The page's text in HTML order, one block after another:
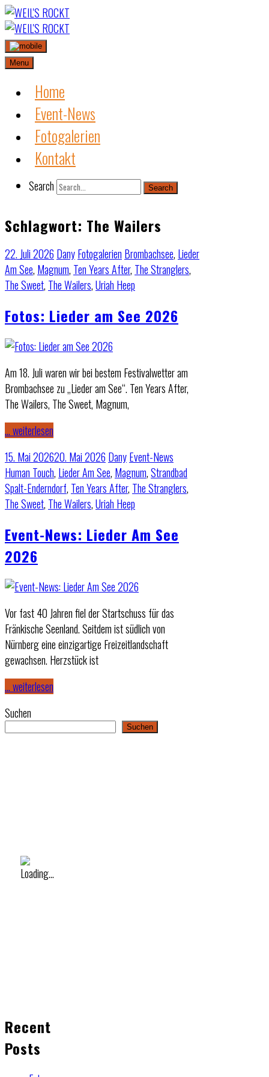
Skip
to
content
Menu
Home
Event-News
Fotogalerien
Kontakt
Search Search
Schlagwort: The Wailers
22. Juli 2026 DanyFotogalerien Brombachsee, Lieder
Am See, Magnum, Ten Years After, The Stranglers,
The Sweet, The Wailers,Uriah Heep
Fotos: Lieder am See 2026
Am 18. Juli waren wir bei bestem Festivalwetter am
Brombachsee zu „Lieder am See“. Ten Years After,
The Wailers, The Sweet, Magnum,
… weiterlesen
15. Mai 202620. Mai 2026 DanyEvent-News
Human Touch, Lieder Am See, Magnum,Strandbad
Spalt-Enderndorf, Ten Years After, The Stranglers,
The Sweet, The Wailers,Uriah Heep
Event-News: Lieder Am See
2026
Vor fast 40 Jahren fiel der Startschuss für das
Fränkische Seenland. Seitdem ist südlich von
Nürnberg eine einzigartige Freizeitlandschaft
gewachsen. Herzstück ist
… weiterlesen
Suchen
Suchen
Recent
Posts